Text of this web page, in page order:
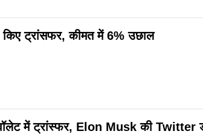
ट्रांसफर, कीमत में 6% उछाल
में ट्रांस्फर, Elon Musk की Twitter